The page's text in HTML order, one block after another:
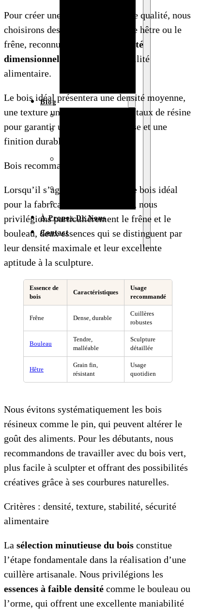
Blog
À Propos De Nous
Contact
Pour créer une
de qualité, nous
choisirons des essences comme le hêtre ou le
frêne, reconnues pour leur
stabilité
dimensionnelle
et leur compatibilité
alimentaire.
Le bois idéal présentera une densité moyenne,
une texture uniforme et un faible taux de résine
pour garantir une sculpture précise et une
finition durable.
Bois recommandés
Lorsqu’il s’agit de sélectionner le bois idéal
pour la fabrication d’une cuillère, nous
privilégions particulièrement le frêne et le
bouleau, deux essences qui se distinguent par
leur densité maximale et leur excellente
aptitude à la sculpture.
Essence de
bois
Caractéristiques
Usage
recommandé
Frêne Dense, durable
Cuillères
robustes
Bouleau
Tendre,
malléable
Sculpture
détaillée
Hêtre
Grain fin,
résistant
Usage
quotidien
Nous évitons systématiquement les bois
résineux comme le pin, qui peuvent altérer le
goût des aliments. Pour les débutants, nous
recommandons de travailler avec du bois vert,
plus facile à sculpter et offrant des possibilités
créatives grâce à ses courbures naturelles.
Critères : densité, texture, stabilité, sécurité
alimentaire
La sélection minutieuse du bois constitue
l’étape fondamentale dans la réalisation d’une
cuillère artisanale. Nous privilégions les
essences à faible densité comme le bouleau ou
l’orme, qui offrent une excellente maniabilité